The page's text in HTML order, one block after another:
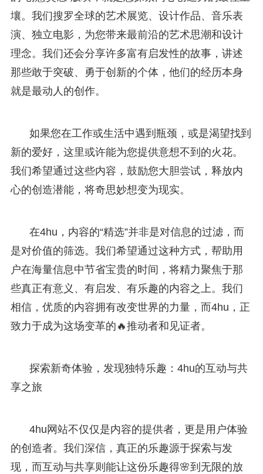
壤。我们搜罗全球的艺术展览、设计作品、音乐表
演、独立电影，为您带来最前沿的艺术思潮和设计
理念。我们还会分享许多富有启发性的故事，讲述
那些敢于突破、勇于创新的个体，他们的经历本身
就是最动人的创作。
如果您在工作或生活中遇到瓶颈，或是渴望找到
新的爱好，这里或许能为您提供意想不到的火花。
我们希望通过这些内容，鼓励您大胆尝试，释放内
心的创造潜能，将奇思妙想变为现实。
在4hu，内容的“精选”并非是对信息的过滤，而
是对价值的筛选。我们希望通过这种方式，帮助用
户在海量信息中节省宝贵的时间，将精力聚焦于那
些真正有意义、有启发、有乐趣的内容之上。我们
相信，优质的内容拥有改变世界的力量，而4hu，正
致力于成为这场变革的🔥推动者和见证者。
探索新奇体验，发现独特乐趣：4hu的互动与共
享之旅
4hu网站不仅仅是内容的提供者，更是用户体验
的创造者。我们深信，真正的乐趣源于探索与发
现，而互动与共享则能让这份乐趣得🌸到无限的放